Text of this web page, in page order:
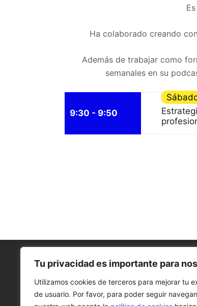
Tu privacidad es importante para
Utilizamos cookies de terceros para mejorar tu
de usuario. Por favor, para poder seguir
Ha colaborado creando
Además de trabajar como
semanales en su
9:30 - 9:50